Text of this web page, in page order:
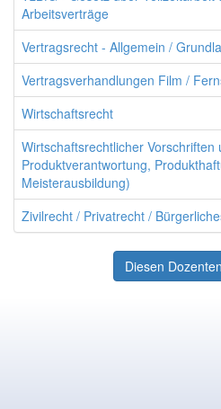
Arbeitsverträge
Vertragsrecht - Allgemein /
Vertragsverhandlungen Film /
Wirtschaftsrecht
Wirtschaftsrechtlicher Vorschriften
Produktverantwortung,
Meisterausbildung)
Zivilrecht / Privatrecht /
Diesen